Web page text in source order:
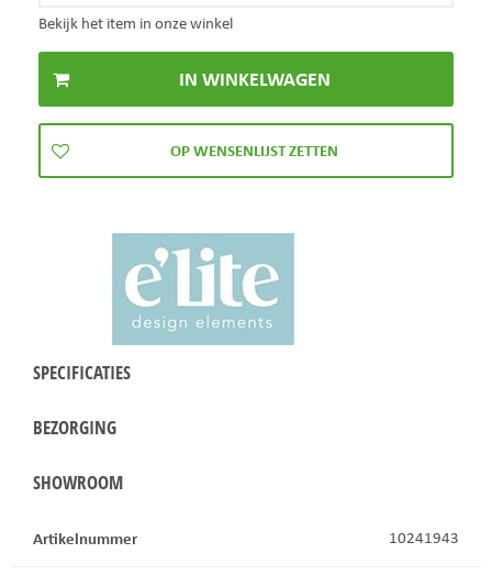
Bekijk het item in onze winkel
SPECIFICATIES
BEZORGING
SHOWROOM
Artikelnummer 10241943